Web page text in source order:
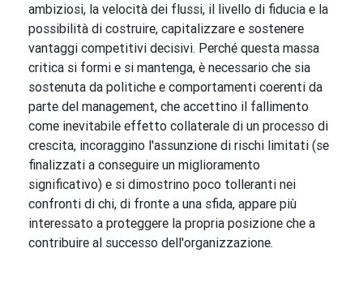
ambiziosi, la velocità dei flussi, il livello di fiducia e la
possibilità di costruire, capitalizzare e sostenere
vantaggi competitivi decisivi. Perché questa massa
critica si formi e si mantenga, è necessario che sia
sostenuta da politiche e comportamenti coerenti da
parte del management, che accettino il fallimento
come inevitabile effetto collaterale di un processo di
crescita, incoraggino l'assunzione di rischi limitati (se
finalizzati a conseguire un miglioramento
significativo) e si dimostrino poco tolleranti nei
confronti di chi, di fronte a una sfida, appare più
interessato a proteggere la propria posizione che a
contribuire al successo dell'organizzazione.